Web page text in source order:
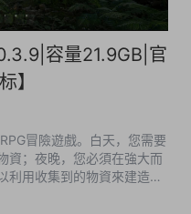
容量21.9GB|官
】
冒險遊戲。白天，您需要
資；夜晚，您必須在強大而
利用收集到的物資來建造基